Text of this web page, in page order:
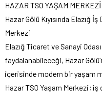
HAZAR TSO YAŞAM MERKEZİ
Hazar Gölü Kıyısında Elazığ
Merkezi
Elazığ Ticaret ve Sanayi
faydalanabileceği, Hazar
içerisinde modern bir yaşam
Hazar TSO Yaşam Merkezi; iş